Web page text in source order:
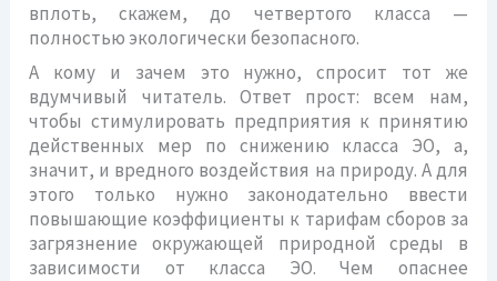
вплоть, скажем, до четвертого класса —
полностью экологически безопасного.
А кому и зачем это нужно, спросит тот же
вдумчивый читатель. Ответ прост: всем нам,
чтобы стимулировать предприятия к принятию
действенных мер по снижению класса ЭО, а,
значит, и вредного воздействия на природу. А для
этого только нужно законодательно ввести
повышающие коэффициенты к тарифам сборов за
загрязнение окружающей природной среды в
зависимости от класса ЭО. Чем опаснее